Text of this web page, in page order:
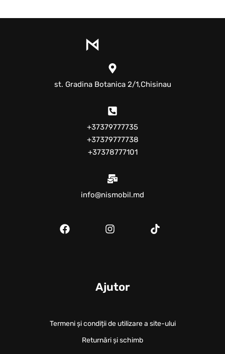
st. Gradina Botanica 2/1,Chisinau
+37379777735
+37379777738
+37378777101
info@nismobil.md
Ajutor
Termeni și condiții de utilizare a site-ului
Returnări și schimb